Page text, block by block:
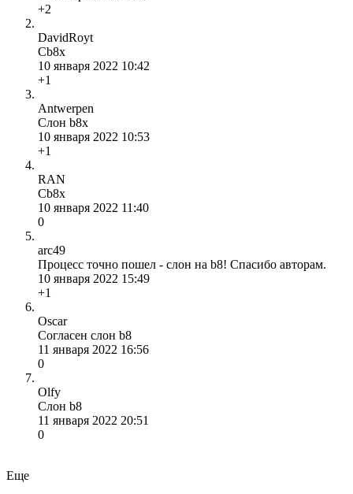
+2
DavidRoyt
Cb8x
10 января 2022 10:42
+1
Antwerpen
Слон b8x
10 января 2022 10:53
+1
RAN
Сb8x
10 января 2022 11:40
0
arc49
Процесс точно пошел - слон на b8! Спасибо авторам.
10 января 2022 15:49
+1
Oscar
Согласен слон b8
11 января 2022 16:56
0
Olfy
Слон b8
11 января 2022 20:51
0
Еще